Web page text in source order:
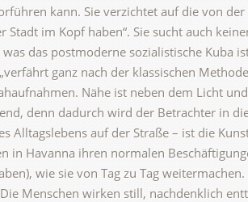
kann. Sie verzichtet auf die von
im Kopf haben“. Sie sucht auch
das postmoderne sozialistische Kuba
ganz nach der klassischen
Nähe ist neben dem Licht
denn dadurch wird der Betrachter in
Alltagslebens auf der Straße – ist die
in Havanna ihren normalen
wie sie von Tag zu Tag
Menschen wirken still, nachdenklich